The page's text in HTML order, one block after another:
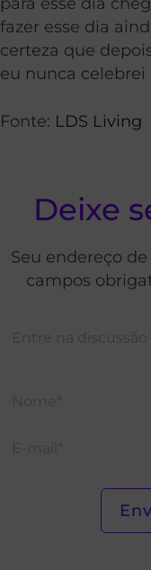
fazer esse dia
certeza que
eu nunca celebrei
Fonte: LDS Living
Deixe
Seu endereço
campos